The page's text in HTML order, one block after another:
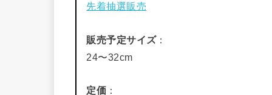
先着抽選販売
販売予定サイズ：
24〜32cm
定価 ：